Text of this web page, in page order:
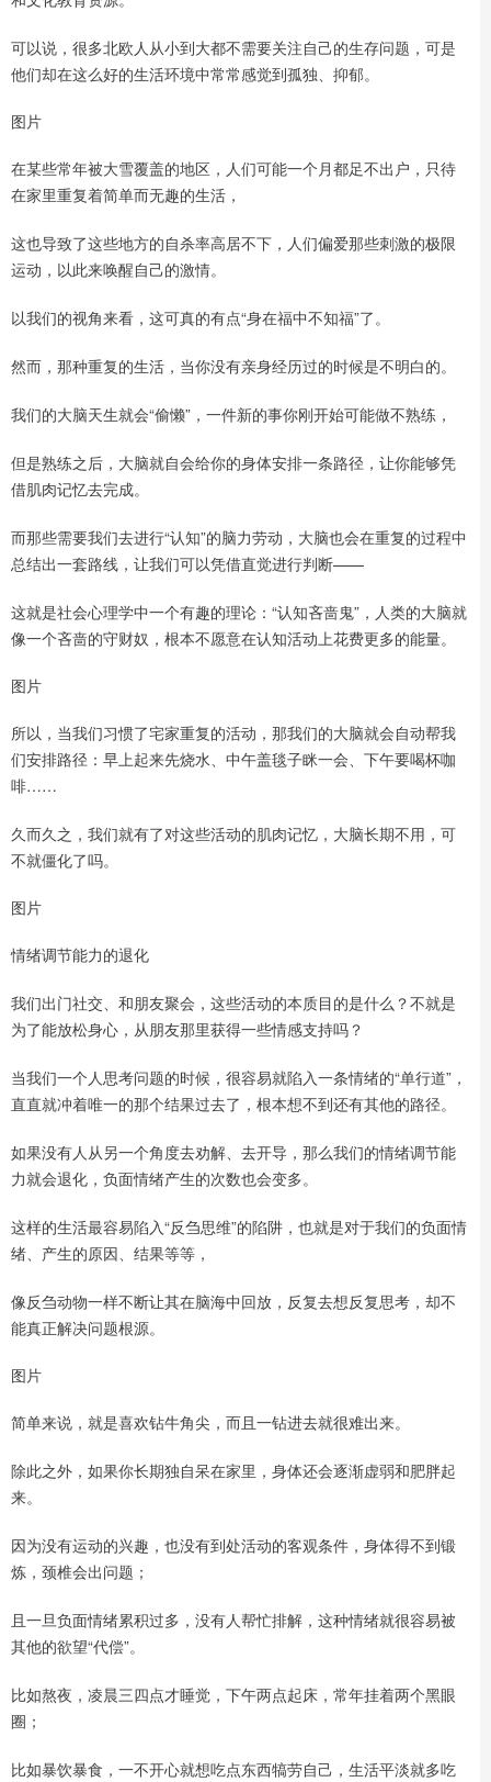
可以说，很多北欧人从小到大都不需要关注自己的生存问题，可是
他们却在这么好的生活环境中常常感觉到孤独、抑郁。
图片
在某些常年被大雪覆盖的地区，人们可能一个月都足不出户，只待
在家里重复着简单而无趣的生活，
这也导致了这些地方的自杀率高居不下，人们偏爱那些刺激的极限
运动，以此来唤醒自己的激情。
以我们的视角来看，这可真的有点“身在福中不知福”了。
然而，那种重复的生活，当你没有亲身经历过的时候是不明白的。
我们的大脑天生就会“偷懒”，一件新的事你刚开始可能做不熟练，
但是熟练之后，大脑就自会给你的身体安排一条路径，让你能够凭
借肌肉记忆去完成。
而那些需要我们去进行“认知”的脑力劳动，大脑也会在重复的过程中
总结出一套路线，让我们可以凭借直觉进行判断——
这就是社会心理学中一个有趣的理论：“认知吝啬鬼”，人类的大脑就
像一个吝啬的守财奴，根本不愿意在认知活动上花费更多的能量。
图片
所以，当我们习惯了宅家重复的活动，那我们的大脑就会自动帮我
们安排路径：早上起来先烧水、中午盖毯子眯一会、下午要喝杯咖
啡……
久而久之，我们就有了对这些活动的肌肉记忆，大脑长期不用，可
不就僵化了吗。
图片
情绪调节能力的退化
我们出门社交、和朋友聚会，这些活动的本质目的是什么？不就是
为了能放松身心，从朋友那里获得一些情感支持吗？
当我们一个人思考问题的时候，很容易就陷入一条情绪的“单行道”，
直直就冲着唯一的那个结果过去了，根本想不到还有其他的路径。
如果没有人从另一个角度去劝解、去开导，那么我们的情绪调节能
力就会退化，负面情绪产生的次数也会变多。
这样的生活最容易陷入“反刍思维”的陷阱，也就是对于我们的负面情
绪、产生的原因、结果等等，
像反刍动物一样不断让其在脑海中回放，反复去想反复思考，却不
能真正解决问题根源。
图片
简单来说，就是喜欢钻牛角尖，而且一钻进去就很难出来。
除此之外，如果你长期独自呆在家里，身体还会逐渐虚弱和肥胖起
来。
因为没有运动的兴趣，也没有到处活动的客观条件，身体得不到锻
炼，颈椎会出问题；
且一旦负面情绪累积过多，没有人帮忙排解，这种情绪就很容易被
其他的欲望“代偿”。
比如熬夜，凌晨三四点才睡觉，下午两点起床，常年挂着两个黑眼
圈；
比如暴饮暴食，一不开心就想吃点东西犒劳自己，生活平淡就多吃